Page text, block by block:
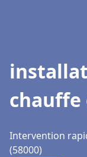
chauffe
Intervention
(58000)